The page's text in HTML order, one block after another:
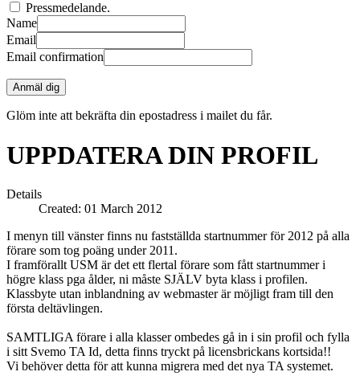
Pressmedelande.
Name
Email
Email confirmation
Anmäl dig
Glöm inte att bekräfta din epostadress i mailet du får.
UPPDATERA DIN PROFIL
Details
Created: 01 March 2012
I menyn till vänster finns nu fastställda startnummer för 2012 på alla
förare som tog poäng under 2011.
I framförallt USM är det ett flertal förare som fått startnummer i
högre klass pga ålder, ni måste SJÄLV byta klass i profilen.
Klassbyte utan inblandning av webmaster är möjligt fram till den
första deltävlingen.
SAMTLIGA förare i alla klasser ombedes gå in i sin profil och fylla
i sitt Svemo TA Id, detta finns tryckt på licensbrickans kortsida!!
Vi behöver detta för att kunna migrera med det nya TA systemet.